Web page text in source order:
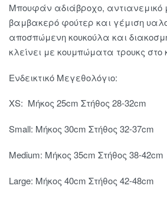
Μπουφάν αδιάβροχο, αντιανεμικό
βαμβακερό φούτερ και γέμιση
αποσπώμενη κουκούλα και
κλείνει με κουμπώματα τρουκς στο
Ενδεικτικό Μεγεθολόγιο:
XS: Mήκος 25cm Στήθος 28-32cm
Small: Μήκος 30cm Στήθος 32-37cm
Μedium: Μήκος 35cm Στήθος 38-42cm
Large: Μήκος 40cm Στήθος 42-48cm